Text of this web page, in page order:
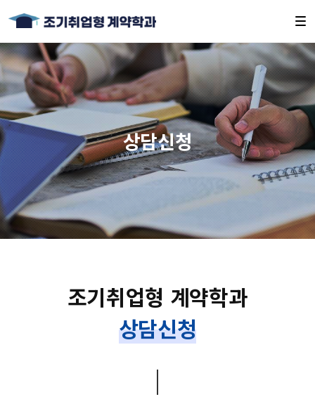
상담신청
조기취업형 계약학과
상담신청